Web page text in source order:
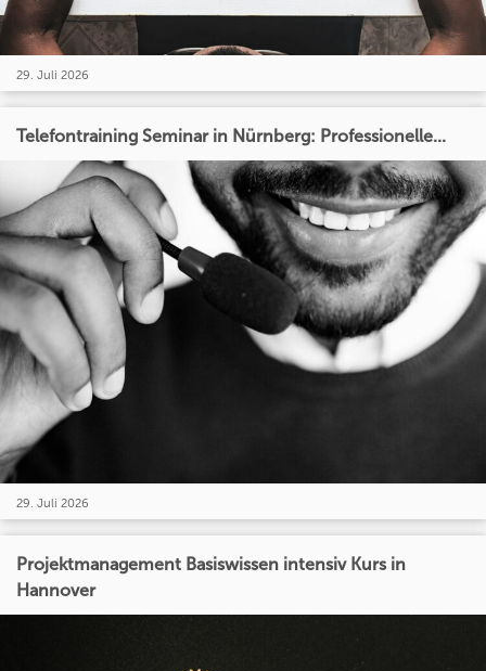
29. Juli 2026
Telefontraining Seminar in Nürnberg: Professionelle...
29. Juli 2026
Projektmanagement Basiswissen intensiv Kurs in
Hannover